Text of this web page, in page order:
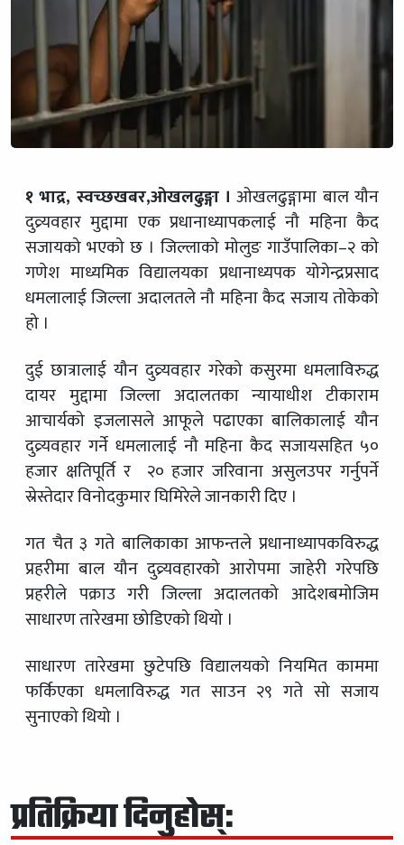
१ भाद्र, स्वच्छखबर,ओखलढुङ्गा । ओखलढुङ्गामा बाल यौन
दुव्र्यवहार मुद्दामा एक प्रधानाध्यापकलाई नौ महिना कैद
सजायको भएको छ । जिल्लाको मोलुङ गाउँपालिका–२ को
गणेश माध्यमिक विद्यालयका प्रधानाध्यपक योगेन्द्रप्रसाद
धमलालाई जिल्ला अदालतले नौ महिना कैद सजाय तोकेको
हो ।
दुई छात्रालाई यौन दुव्र्यवहार गरेको कसुरमा धमलाविरुद्ध
दायर मुद्दामा जिल्ला अदालतका न्यायाधीश टीकाराम
आचार्यको इजलासले आफूले पढाएका बालिकालाई यौन
दुव्र्यवहार गर्ने धमलालाई नौ महिना कैद सजायसहित ५०
हजार क्षतिपूर्ति र २० हजार जरिवाना असुलउपर गर्नुपर्ने
स्रेस्तेदार विनोदकुमार घिमिरेले जानकारी दिए ।
गत चैत ३ गते बालिकाका आफन्तले प्रधानाध्यापकविरुद्ध
प्रहरीमा बाल यौन दुव्र्यवहारको आरोपमा जाहेरी गरेपछि
प्रहरीले पक्राउ गरी जिल्ला अदालतको आदेशबमोजिम
साधारण तारेखमा छोडिएको थियो ।
साधारण तारेखमा छुटेपछि विद्यालयको नियमित काममा
फर्किएका धमलाविरुद्ध गत साउन २९ गते सो सजाय
सुनाएको थियो ।
प्रतिक्रिया दिनुहोस्: